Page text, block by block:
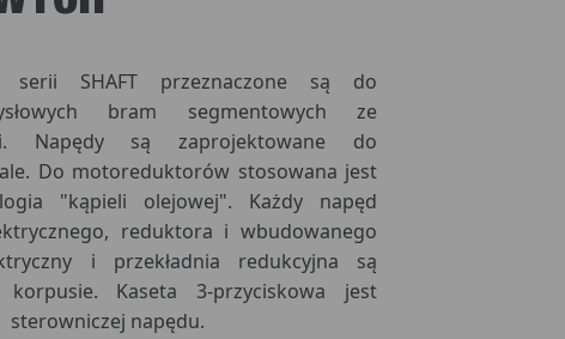
serii SHAFT przeznaczone są do
bram segmentowych ze
Napędy są zaprojektowane do
Do motoreduktorów stosowana jest
"kąpieli olejowej". Każdy napęd
reduktora i wbudowanego
i przekładnia redukcyjna są
Kaseta 3-przyciskowa jest
sterowniczej napędu.